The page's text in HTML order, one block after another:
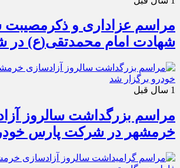
مراسم عزاداری و ذکرمصیبت
شهادت امام محمدتقی(ع) در
1 سال قبل
مراسم بزرگداشت سالروز
خرمشهر در شرکت پارس